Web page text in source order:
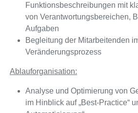
Funktionsbeschreibungen mit
von Verantwortungsbereichen,
Aufgaben
Begleitung der Mitarbeitenden
Veränderungsprozess
Ablauforganisation:
Analyse und Optimierung von
im Hinblick auf „Best-Practice“